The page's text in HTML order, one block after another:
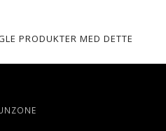
PRODUKTER MED DETTE